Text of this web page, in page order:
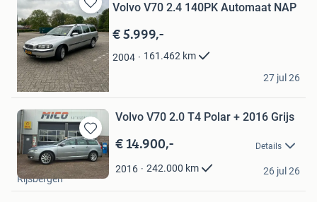
Bewaren
in
Mijn
Favorieten
Volvo V70 2.4 140PK Automaat NAP
€ 5.999,-
2004 161.462 km
chris
Zuidhorn
27 jul 26
Bewaren
in
Mijn
Favorieten
Volvo V70 2.0 T4 Polar + 2016 Grijs
€ 14.900,- Details
2016 242.000 km
Mico Autoservice
Rijsbergen
26 jul 26